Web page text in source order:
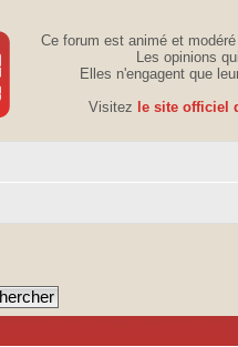
Ce forum est animé et
Les opinions
Elles n'engagent que
Visitez le site officiel